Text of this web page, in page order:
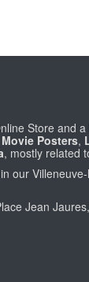
Store and
Posters,
, mostly related
our
Jean